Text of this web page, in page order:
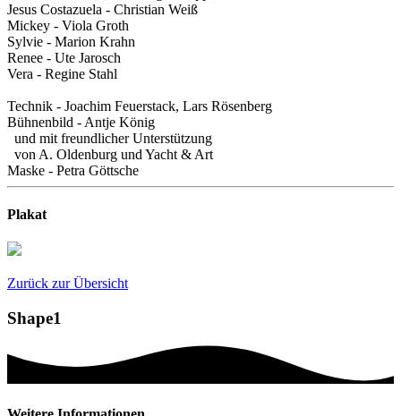
Jesus Costazuela - Christian Weiß
Mickey - Viola Groth
Sylvie - Marion Krahn
Renee - Ute Jarosch
Vera - Regine Stahl
Technik - Joachim Feuerstack, Lars Rösenberg
Bühnenbild - Antje König
und mit freundlicher Unterstützung
von A. Oldenburg und Yacht & Art
Maske - Petra Göttsche
Plakat
Zurück zur Übersicht
Shape1